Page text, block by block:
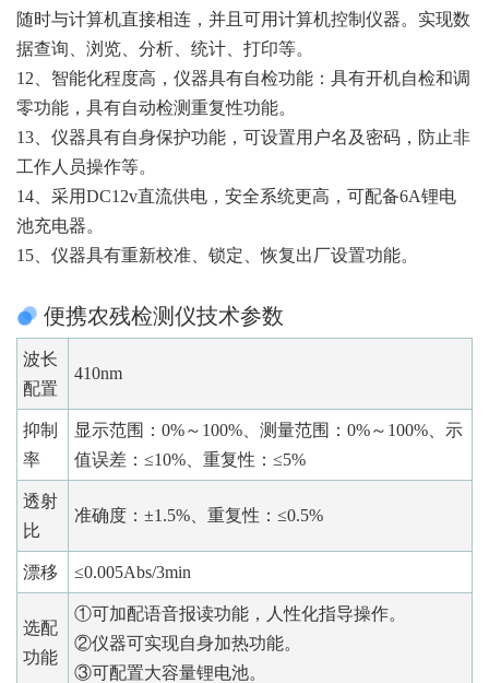
随时与计算机直接相连，并且可用计算机控制仪器。实现数
据查询、浏览、分析、统计、打印等。
12、智能化程度高，仪器具有自检功能：具有开机自检和调
零功能，具有自动检测重复性功能。
13、仪器具有自身保护功能，可设置用户名及密码，防止非
工作人员操作等。
14、采用DC12v直流供电，安全系统更高，可配备6A锂电
池充电器。
15、仪器具有重新校准、锁定、恢复出厂设置功能。
便携农残检测仪技术参数
波长
配置
410nm
抑制
率
显示范围：0%～100%、测量范围：0%～100%、示
值误差：≤10%、重复性：≤5%
透射
比
准确度：±1.5%、重复性：≤0.5%
漂移 ≤0.005Abs/3min
选配
功能
①可加配语音报读功能，人性化指导操作。
②仪器可实现自身加热功能。
③可配置大容量锂电池。